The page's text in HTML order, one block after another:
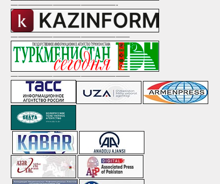
———————————————-
—————————————————
—————————————————